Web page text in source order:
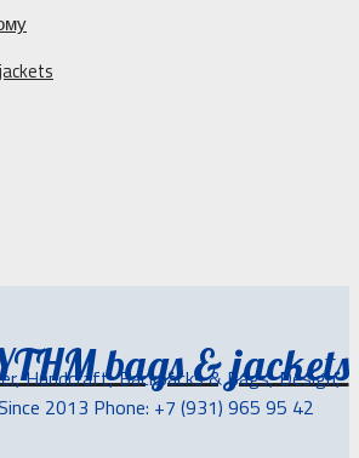
bags & jackets
Handcraft, Backpacks & Bags, Design,
2013 Phone: +7 (931) 965 95 42